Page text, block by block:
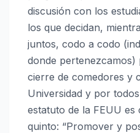
discusión con los
los que decidan,
juntos, codo a codo
donde
cierre de comedores y
Universidad y por
estatuto de la FEUU
quinto: “Promover y